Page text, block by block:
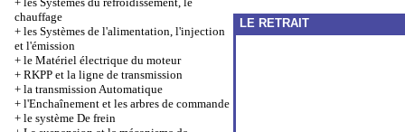
chauffage
+ les Systèmes de l'alimentation, l'injection
et l'émission
+ le Matériel électrique du moteur
+ RKPP et la ligne de transmission
+ la transmission Automatique
+ l'Enchaînement et les arbres de commande
+ le système De frein
LE RETRAIT